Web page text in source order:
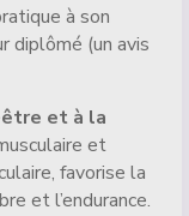
à son
diplômé (un avis
et à la
et
favorise la
et l’endurance.